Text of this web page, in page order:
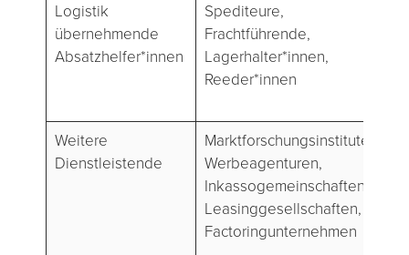
Logistik
übernehmende
Absatzhelfer*innen
Spediteure,
Frachtführende,
Lagerhalter*innen,
Reeder*innen
Weitere
Dienstleistende
Marktforschungsinstitute,
Werbeagenturen,
Inkassogemeinschaften,
Leasinggesellschaften,
Factoringunternehmen